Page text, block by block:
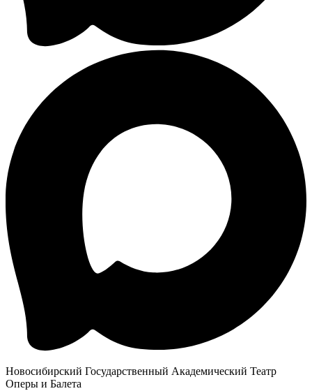
Новосибирский Государственный Академический Театр
Оперы и Балета